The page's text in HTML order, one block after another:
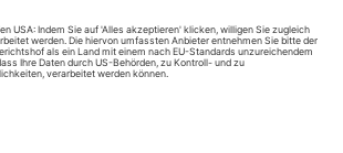
im Megastore, und Tugsal
Schnitt»
Spiel